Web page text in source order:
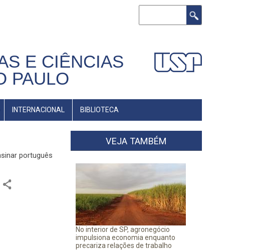
E CIÊNCIAS
PAULO
INTERNACIONAL BIBLIOTECA
português
VEJA TAMBÉM
No interior de SP, agronegócio
impulsiona economia enquanto
precariza relações de trabalho